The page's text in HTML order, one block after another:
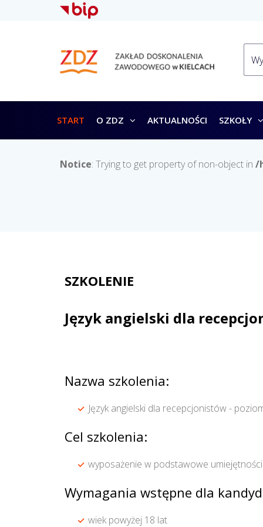
START O ZDZ AKTUALNOŚCI SZKOŁY
Notice: Trying to get property of non-object in /
SZKOLENIE
Język angielski dla
Nazwa szkolenia:
Język angielski dla recepcjonistów -
Cel szkolenia:
wyposażenie w podstawowe
Wymagania wstępne dla
wiek powyżej 18 lat